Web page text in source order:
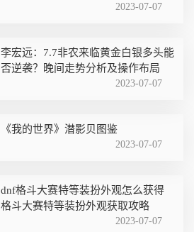
2023-07-07
李宏远：7.7非农来临黄金白银多头能
否逆袭？晚间走势分析及操作布局
2023-07-07
《我的世界》潜影贝图鉴
2023-07-07
dnf格斗大赛特等装扮外观怎么获得
格斗大赛特等装扮外观获取攻略
2023-07-07